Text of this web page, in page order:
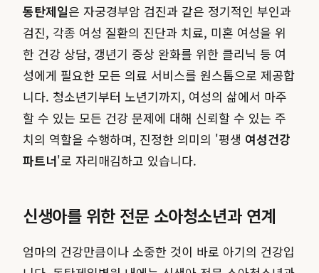
동탄제일은 자궁경부암 검진과 같은 정기적인 부인과
검진, 각종 여성 질환의 진단과 치료, 미혼 여성을 위
한 건강 상담, 갱년기 증상 완화를 위한 클리닉 등 여
성에게 필요한 모든 의료 서비스를 원스톱으로 제공합
니다. 청소년기부터 노년기까지, 여성의 삶에서 마주
할 수 있는 모든 건강 문제에 대해 신뢰할 수 있는 주
치의 역할을 수행하며, 진정한 의미의 '평생 여성건강
파트너'로 자리매김하고 있습니다.
신생아를 위한 전문 소아청소년과 연계
엄마의 건강만큼이나 소중한 것이 바로 아기의 건강입